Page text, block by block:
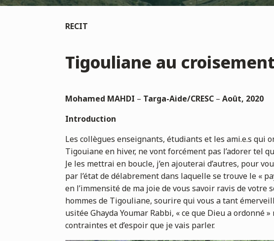
RECIT
Tigouliane au
Mohamed MAHDI–Targa-Aide/CRESC–Août, 2020
Introduction
Les collègues enseignants, étudiants et les ami.e.s qui
Tigouiane en hiver, ne vont forcément pas l’adorer tel
Je les mettrai en boucle, j’en ajouterai d’autres, pour
par l’état de délabrement dans laquelle se trouve le «
en l’immensité de ma joie de vous savoir ravis de
hommes de Tigouliane, sourire qui vous a tant
usitée Ghayda Youmar Rabbi, « ce que Dieu a ordonné
contraintes et d’espoir que je vais parler.